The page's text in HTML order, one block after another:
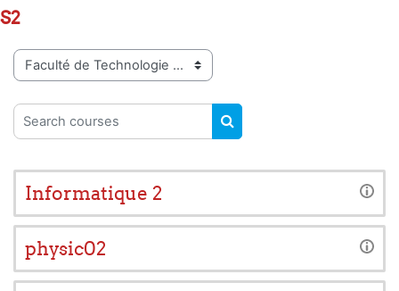
S2
Course categories
Search courses
SEARCH COURSES
Informatique 2
physic02